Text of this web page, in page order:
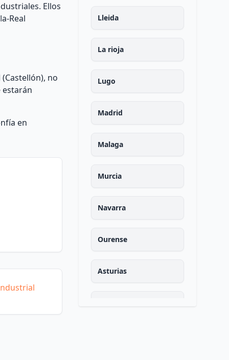
Ellos
Real
no
en
Lleida
La rioja
Lugo
Madrid
Malaga
Murcia
Navarra
Ourense
Asturias